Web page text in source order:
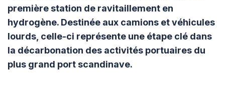
première station de ravitaillement en
hydrogène. Destinée aux camions et véhicules
lourds, celle-ci représente une étape clé dans
la décarbonation des activités portuaires du
plus grand port scandinave.